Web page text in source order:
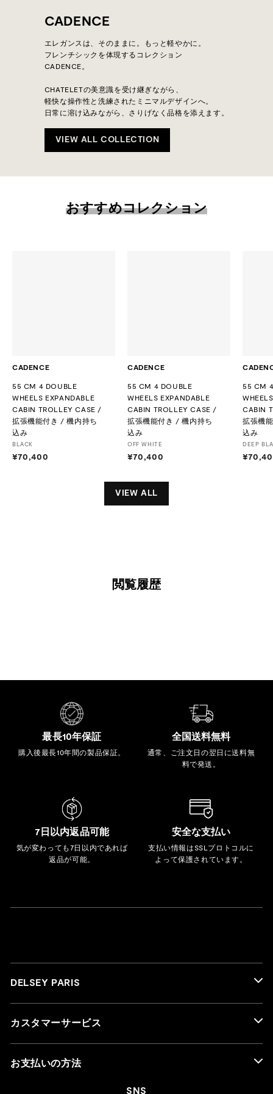
CADENCE
エレガンスは、そのままに。もっと軽やかに。
フレンチシックを体現するコレクション
CADENCE。
CHATELETの美意識を受け継ぎながら、
軽快な操作性と洗練されたミニマルデザインへ。
日常に溶け込みながら、さりげなく品格を添えます。
VIEW ALL COLLECTION
おすすめコレクション
CADENCE
55 CM 4 DOUBLE
WHEELS EXPANDABLE
CABIN TROLLEY CASE /
拡張機能付き / 機内持ち
込み
BLACK
¥70,400
CADENCE
55 CM 4 DOUBLE
WHEELS EXPANDABLE
CABIN TROLLEY CASE /
拡張機能付き / 機内持ち
込み
OFF WHITE
¥70,400
0
4
55 CM
CABIN
拡張機
込み
DEEP
VIEW ALL
閲覧履歴
最長10年保証
購入後最長10年間の製品保証。
全国送料無料
通常、ご注文日の翌日に送料無
料で発送。
7日以内返品可能
気が変わっても7日以内であれば
返品が可能。
安全な支払い
支払い情報はSSLプロトコルに
よって保護されています。
DELSEY PARIS
カスタマーサービス
お支払いの方法
SNS